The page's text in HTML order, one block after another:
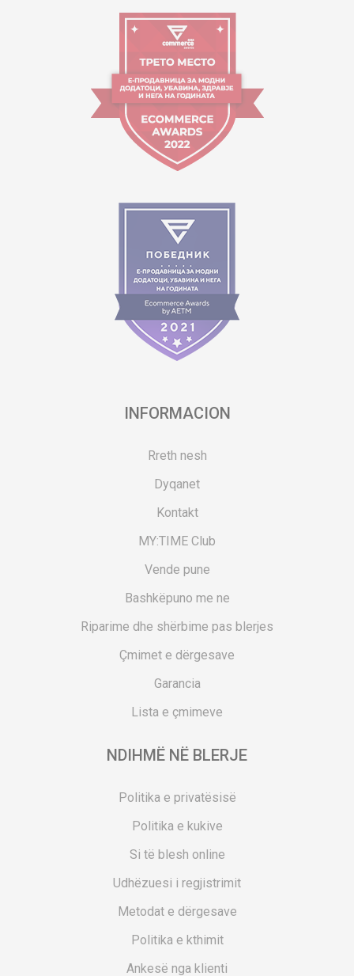
INFORMACION
Rreth nesh
Dyqanet
Kontakt
MY:TIME Club
Vende pune
Bashkëpuno me ne
Riparime dhe shërbime pas blerjes
Çmimet e dërgesave
Garancia
Lista e çmimeve
NDIHMË NË BLERJE
Politika e privatësisë
Politika e kukive
Si të blesh online
Udhëzuesi i regjistrimit
Metodat e dërgesave
Politika e kthimit
Ankesë nga klienti